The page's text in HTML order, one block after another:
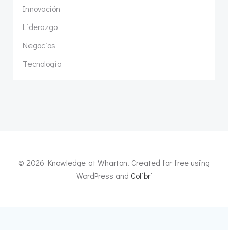
Innovación
Liderazgo
Negocios
Tecnología
© 2026 Knowledge at Wharton. Created for free using
WordPress and Colibri